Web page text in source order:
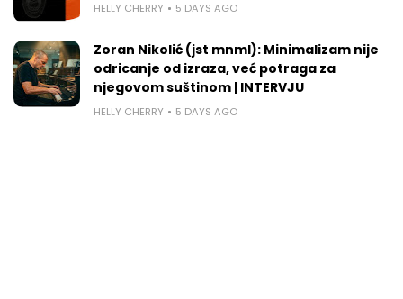
HELLY CHERRY 5 DAYS AGO
Zoran Nikolić (jst mnml): Minimalizam nije
odricanje od izraza, već potraga za
njegovom suštinom | INTERVJU
HELLY CHERRY 5 DAYS AGO